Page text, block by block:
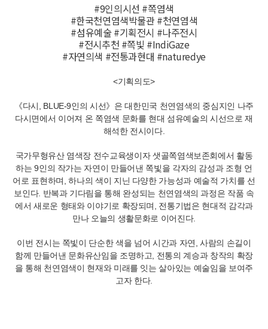
#9인의시선 #쪽염색
#한국천연염색박물관 #천연염색
#섬유예술 #기획전시 #나주전시
#전시추천 #쪽빛 #IndiGaze
#자연의색 #전통과현대 #naturedye
<기획의도>
《다시, BLUE-9인의 시선》은 대한민국 천연염색의 중심지인 나주
다시면에서 이어져 온 쪽염색 문화를 현대 섬유예술의 시선으로 재
해석한 전시이다.
국가무형유산 염색장 전수교육생이자 샛골쪽염색보존회에서 활동
하는 9인의 작가는 자연이 만들어낸 쪽빛을 각자의 감성과 조형 언
어로 표현하며, 하나의 색이 지닌 다양한 가능성과 예술적 가치를 선
보인다. 반복과 기다림을 통해 완성되는 천연염색의 과정은 작품 속
에서 새로운 형태와 이야기로 확장되며, 전통기법은 현대적 감각과
만나 오늘의 생활문화로 이어진다.
이번 전시는 쪽빛이 단순한 색을 넘어 시간과 자연, 사람의 손길이
함께 만들어낸 문화유산임을 조명하고, 전통의 계승과 창작의 확장
을 통해 천연염색이 현재와 미래를 잇는 살아있는 예술임을 보여주
고자 한다.